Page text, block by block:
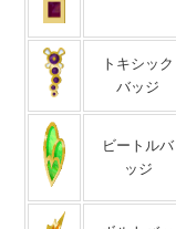
トキシック
バッジ
ビートルバ
ッジ